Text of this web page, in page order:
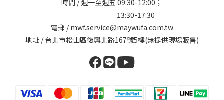
時間 / 週一至週五 09:30-12:00；
13:30-17:30
電郵 / mwf.service@maywufa.com.tw
地址 / 台北市松山區復興北路167號5樓(無提供現場販售)